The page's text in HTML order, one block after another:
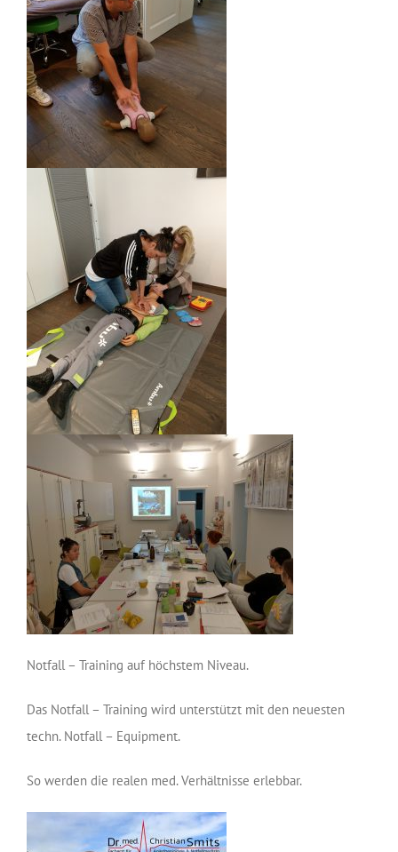
Notfall – Training auf höchstem Niveau.
Das Notfall – Training wird unterstützt mit den neuesten
techn. Notfall – Equipment.
So werden die realen med. Verhältnisse erlebbar.